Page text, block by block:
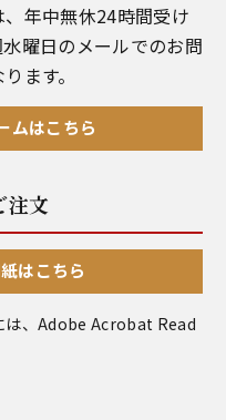
年中無休24時間受け
曜日のメールでのお問
ます。
ムはこちら
注文
はこちら
は、Adobe Acrobat Read